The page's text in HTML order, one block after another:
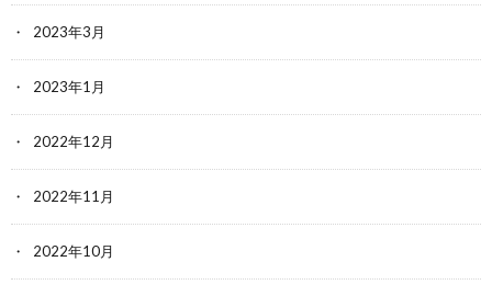
2023年3月
2023年1月
2022年12月
2022年11月
2022年10月